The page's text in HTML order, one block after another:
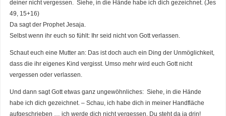
deiner nicht vergessen. Siehe, in die Hände habe ich dich gezeichnet. (Jes
49, 15+16)
Da sagt der Prophet Jesaja.
Selbst wenn ihr euch so fühlt: Ihr seid nicht von Gott verlassen.
Schaut euch eine Mutter an: Das ist doch auch ein Ding der Unmöglichkeit,
dass die ihr eigenes Kind vergisst. Umso mehr wird euch Gott nicht
vergessen oder verlassen.
Und dann sagt Gott etwas ganz ungewöhnliches: Siehe, in die Hände
habe ich dich gezeichnet. – Schau, ich habe dich in meiner Handfläche
aufgeschrieben … ich werde dich nicht vergessen. Du steht da ja drin!